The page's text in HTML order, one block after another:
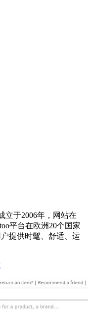
立于2006年，网站在
平台在欧洲20个国家
提供时髦、舒适、运